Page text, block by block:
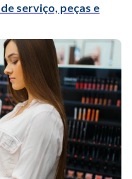
serviço, peças e